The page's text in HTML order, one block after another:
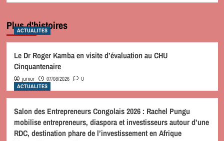
Plus d'histoires
ACTUALITES
Le Dr Roger Kamba en visite d’évaluation au CHU
Cinquantenaire
junior 07/08/2026 0
ACTUALITES
Salon des Entrepreneurs Congolais 2026 : Rachel Pungu
mobilise entrepreneurs, diaspora et investisseurs autour d’une
RDC, destination phare de l’investissement en Afrique